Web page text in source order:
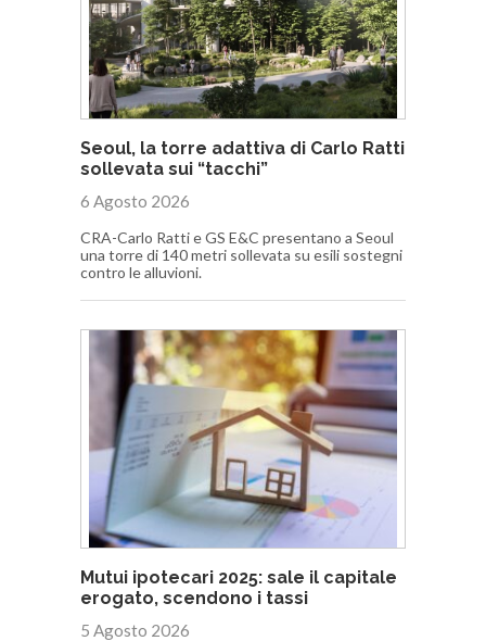
Seoul, la torre adattiva di Carlo Ratti
sollevata sui “tacchi”
6 Agosto 2026
CRA-Carlo Ratti e GS E&C presentano a Seoul
una torre di 140 metri sollevata su esili sostegni
contro le alluvioni.
Mutui ipotecari 2025: sale il capitale
erogato, scendono i tassi
5 Agosto 2026